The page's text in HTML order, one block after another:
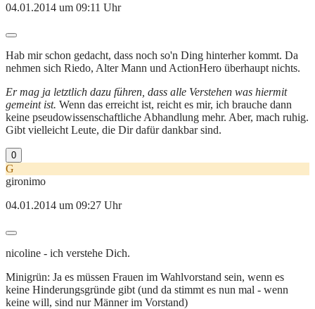
04.01.2014 um 09:11 Uhr
Hab mir schon gedacht, dass noch so'n Ding hinterher kommt. Da
nehmen sich Riedo, Alter Mann und ActionHero überhaupt nichts.
Er mag ja letztlich dazu führen, dass alle Verstehen was hiermit
gemeint ist. Wenn das erreicht ist, reicht es mir, ich brauche dann
keine pseudowissenschaftliche Abhandlung mehr. Aber, mach ruhig.
Gibt vielleicht Leute, die Dir dafür dankbar sind.
0
G
gironimo
04.01.2014 um 09:27 Uhr
nicoline - ich verstehe Dich.
Minigrün: Ja es müssen Frauen im Wahlvorstand sein, wenn es
keine Hinderungsgründe gibt (und da stimmt es nun mal - wenn
keine will, sind nur Männer im Vorstand)